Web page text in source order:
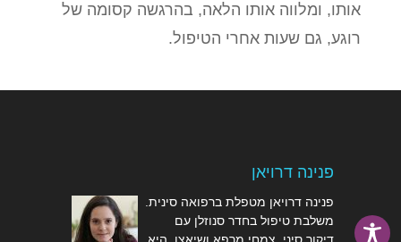
אותו, ומלווה אותו הלאה, בהרגשה קסומה של
רוגע, גם שעות אחרי הטיפול.
פנינה דרויאן
פנינה דרויאן מטפלת ברפואה סינית.
משלבת טיפול בחדר סנוזלן עם